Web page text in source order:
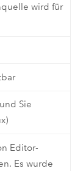
wird für
Sie
Editor-
Es wurde